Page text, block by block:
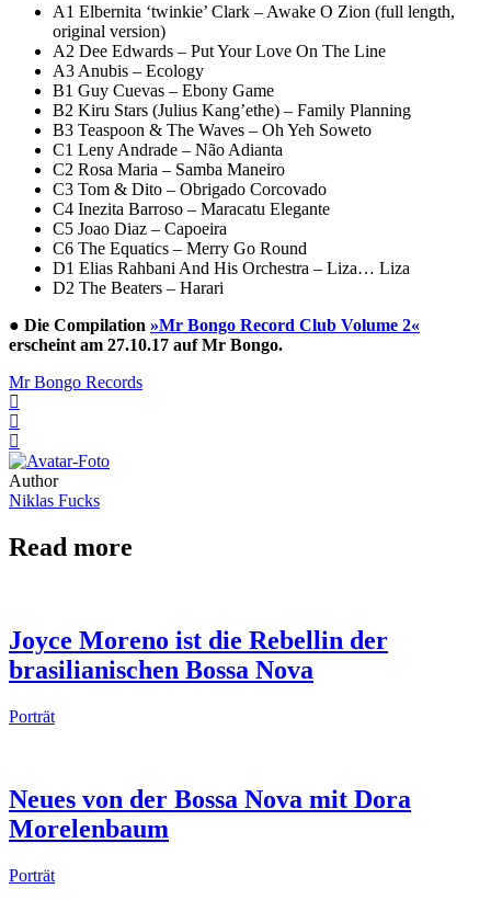
A1 Elbernita ‘twinkie’ Clark – Awake O Zion (full length,
original version)
A2 Dee Edwards – Put Your Love On The Line
A3 Anubis – Ecology
B1 Guy Cuevas – Ebony Game
B2 Kiru Stars (Julius Kang’ethe) – Family Planning
B3 Teaspoon & The Waves – Oh Yeh Soweto
C1 Leny Andrade – Não Adianta
C2 Rosa Maria – Samba Maneiro
C3 Tom & Dito – Obrigado Corcovado
C4 Inezita Barroso – Maracatu Elegante
C5 Joao Diaz – Capoeira
C6 The Equatics – Merry Go Round
D1 Elias Rahbani And His Orchestra – Liza… Liza
D2 The Beaters – Harari
● Die Compilation »Mr Bongo Record Club Volume 2«
erscheint am 27.10.17 auf Mr Bongo.
Mr Bongo Records
Author
Niklas Fucks
Read more
Joyce Moreno ist die Rebellin der
brasilianischen Bossa Nova
Porträt
Neues von der Bossa Nova mit Dora
Morelenbaum
Porträt